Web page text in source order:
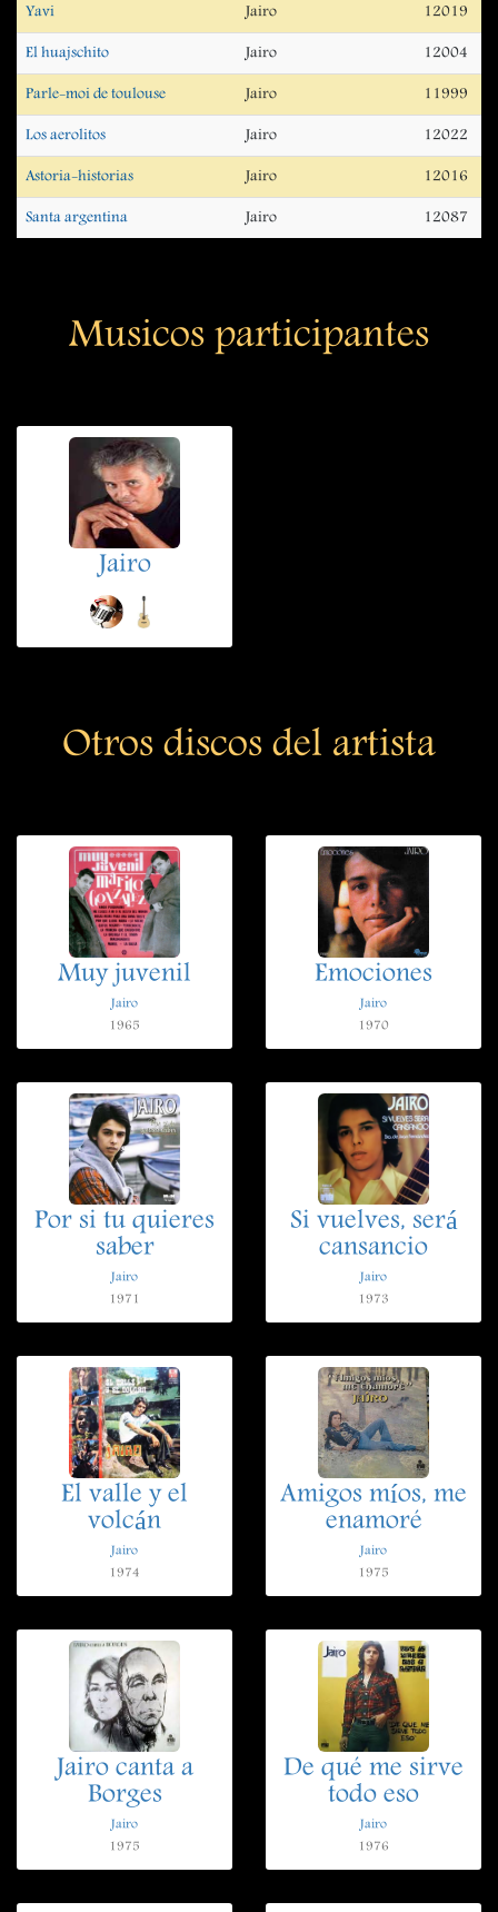
Yavi Jairo 12019
El huajschito Jairo 12004
Parle-moi de toulouse Jairo 11999
Los aerolitos Jairo 12022
Astoria-historias Jairo 12016
Santa argentina Jairo 12087
Musicos participantes
Jairo
Otros discos del artista
Muy juvenil
Jairo
1965
Emociones
Jairo
1970
Por si tu quieres
saber
Jairo
1971
Si vuelves, será
cansancio
Jairo
1973
El valle y el
volcán
Jairo
1974
Amigos míos, me
enamoré
Jairo
1975
Jairo canta a
Borges
Jairo
1975
De qué me sirve
todo eso
Jairo
1976